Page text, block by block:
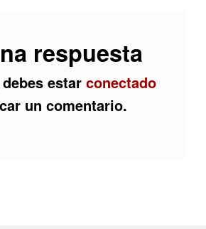
respuesta
estar conectado
un comentario.